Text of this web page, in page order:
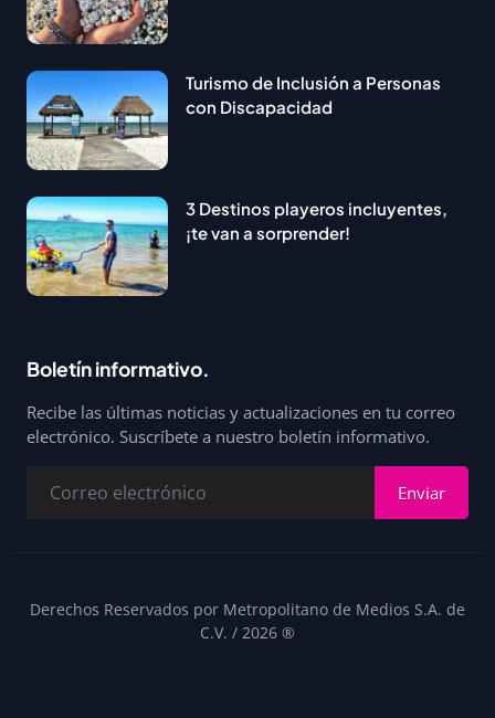
Turismo de Inclusión a Personas
con Discapacidad
3 Destinos playeros incluyentes,
¡te van a sorprender!
Boletín informativo.
Recibe las últimas noticias y actualizaciones en tu correo
electrónico. Suscríbete a nuestro boletín informativo.
Enviar
Derechos Reservados por Metropolitano de Medios S.A. de
C.V. / 2026 ®